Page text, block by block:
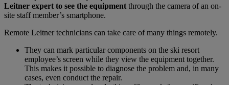
Leitner expert to see the equipment through the camera of an on-
site staff member’s smartphone.
Remote Leitner technicians can take care of many things remotely.
They can mark particular components on the ski resort
employee’s screen while they view the equipment together.
This makes it possible to diagnose the problem and, in many
cases, even conduct the repair.